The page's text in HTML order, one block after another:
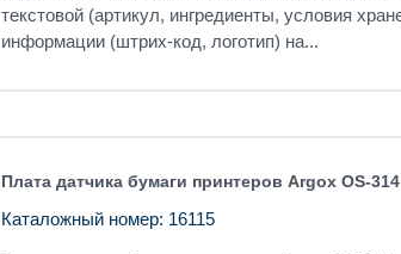
текстовой (артикул, ингредиенты, условия
информации (штрих-код, логотип) на...
Плата датчика бумаги принтеров Argox OS-314
Каталожный номер: 16115